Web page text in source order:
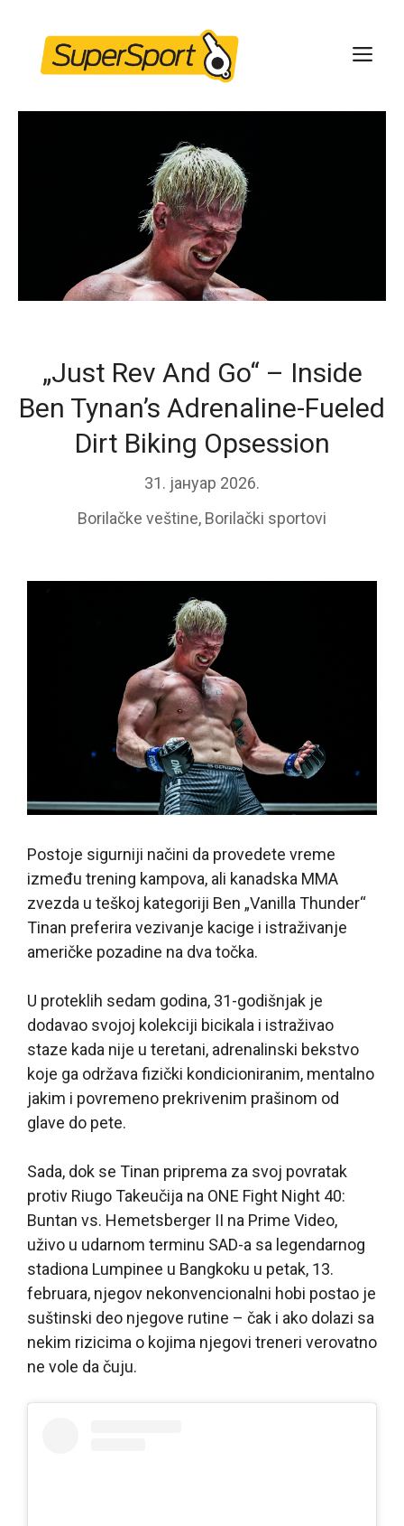
content
„Just Rev And Go“ – Inside
Ben Tynan’s Adrenaline-Fueled
Dirt Biking Opsession
31. јануар 2026.
Borilačke veštine, Borilački sportovi
Postoje sigurniji načini da provedete vreme
između trening kampova, ali kanadska MMA
zvezda u teškoj kategoriji Ben „Vanilla Thunder“
Tinan preferira vezivanje kacige i istraživanje
američke pozadine na dva točka.
U proteklih sedam godina, 31-godišnjak je
dodavao svojoj kolekciji bicikala i istraživao
staze kada nije u teretani, adrenalinski bekstvo
koje ga održava fizički kondicioniranim, mentalno
jakim i povremeno prekrivenim prašinom od
glave do pete.
Sada, dok se Tinan priprema za svoj povratak
protiv Riugo Takeučija na ONE Fight Night 40:
Buntan vs. Hemetsberger II na Prime Video,
uživo u udarnom terminu SAD-a sa legendarnog
stadiona Lumpinee u Bangkoku u petak, 13.
februara, njegov nekonvencionalni hobi postao je
suštinski deo njegove rutine – čak i ako dolazi sa
nekim rizicima o kojima njegovi treneri verovatno
ne vole da čuju.